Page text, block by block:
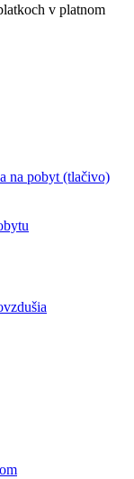
v platnom
na pobyt (tlačivo)